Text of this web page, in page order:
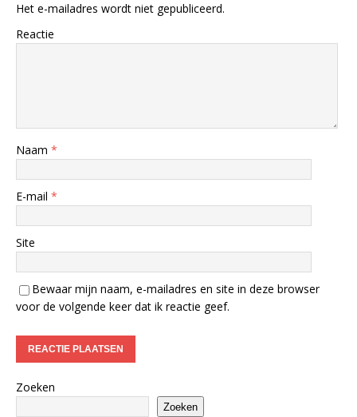
Het e-mailadres wordt niet gepubliceerd.
Reactie
Naam *
E-mail *
Site
Bewaar mijn naam, e-mailadres en site in deze browser
voor de volgende keer dat ik reactie geef.
Zoeken
Zoeken